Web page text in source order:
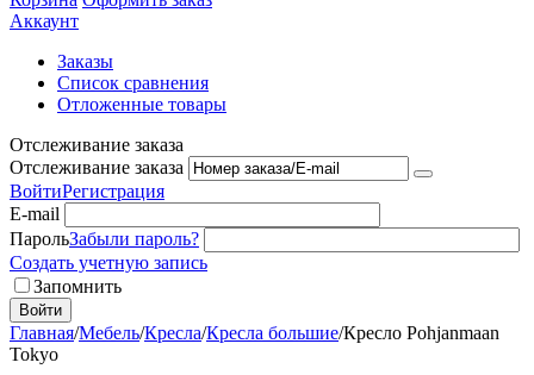
Аккаунт
Заказы
Список сравнения
Отложенные товары
Отслеживание заказа
Отслеживание заказа
ВойтиРегистрация
E-mail
ПарольЗабыли пароль?
Создать учетную запись
Запомнить
Войти
Главная/Мебель/Кресла/Кресла большие/Кресло Pohjanmaan
Tokyo